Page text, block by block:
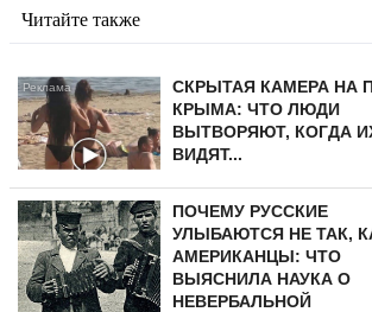
Читайте также
СКРЫТАЯ КАМЕРА НА
КРЫМА: ЧТО ЛЮДИ
ВЫТВОРЯЮТ, КОГДА
ВИДЯТ...
ПОЧЕМУ РУССКИЕ
УЛЫБАЮТСЯ НЕ ТАК,
АМЕРИКАНЦЫ: ЧТО
ВЫЯСНИЛА НАУКА О
НЕВЕРБАЛЬНОЙ